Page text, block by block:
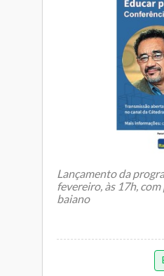
Lançamento da
fevereiro, às 17h,
baiano